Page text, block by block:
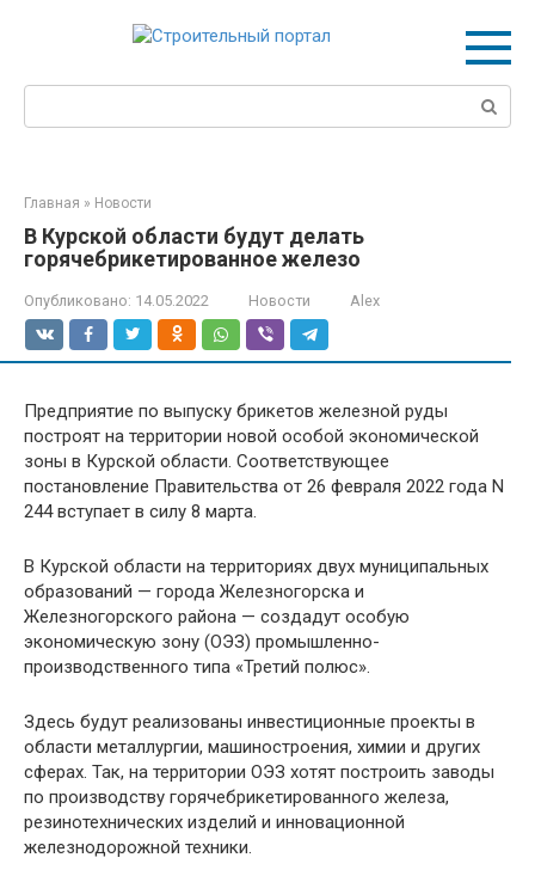
Поиск:
Главная » Новости
В Курской области будут делать
горячебрикетированное железо
Опубликовано: 14.05.2022 Новости Alex
Предприятие по выпуску брикетов железной руды
построят на территории новой особой экономической
зоны в Курской области. Соответствующее
постановление Правительства от 26 февраля 2022 года N
244 вступает в силу 8 марта.
В Курской области на территориях двух муниципальных
образований — города Железногорска и
Железногорского района — создадут особую
экономическую зону (ОЭЗ) промышленно-
производственного типа «Третий полюс».
Здесь будут реализованы инвестиционные проекты в
области металлургии, машиностроения, химии и других
сферах. Так, на территории ОЭЗ хотят построить заводы
по производству горячебрикетированного железа,
резинотехнических изделий и инновационной
железнодорожной техники.